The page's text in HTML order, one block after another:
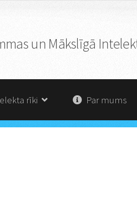
un Mākslīgā
rīki Par mums